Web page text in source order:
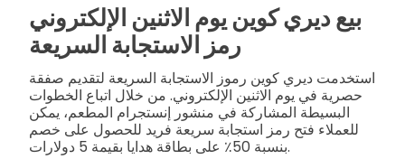
بيع ديري كوين يوم الاثنين الإلكتروني
رمز الاستجابة السريعة
استخدمت ديري كوين رموز الاستجابة السريعة لتقديم صفقة
حصرية في يوم الاثنين الإلكتروني. من خلال اتباع الخطوات
البسيطة المشاركة في منشور إنستجرام المطعم، يمكن
للعملاء فتح رمز استجابة سريعة فريد للحصول على خصم
بنسبة 50٪ على بطاقة هدايا بقيمة 5 دولارات.